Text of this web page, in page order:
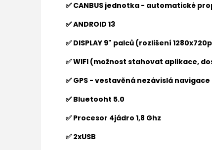
✅ CANBUS jednotka - automatické
✅ ANDROID 13
✅ DISPLAY 9" palců (rozlišení
✅ WIFI (možnost stahovat aplikace,
✅ GPS - vestavěná nezávislá navigace
✅ Bluetooht 5.0
✅ Procesor 4jádro 1,8 Ghz
✅ 2xUSB